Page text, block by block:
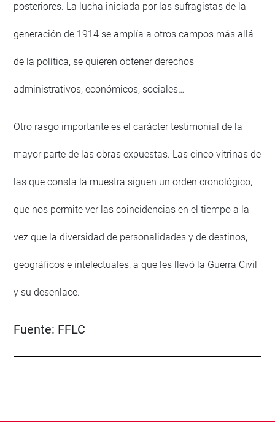
posteriores. La lucha iniciada por las sufragistas de la
generación de 1914 se amplía a otros campos más allá
de la política, se quieren obtener derechos
administrativos, económicos, sociales…
Otro rasgo importante es el carácter testimonial de la
mayor parte de las obras expuestas. Las cinco vitrinas de
las que consta la muestra siguen un orden cronológico,
que nos permite ver las coincidencias en el tiempo a la
vez que la diversidad de personalidades y de destinos,
geográficos e intelectuales, a que les llevó la Guerra Civil
y su desenlace.
Fuente: FFLC